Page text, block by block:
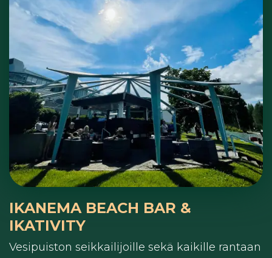
IKANEMA BEACH BAR &
IKATIVITY
Vesipuiston seikkailijoille sekä kaikille rantaan